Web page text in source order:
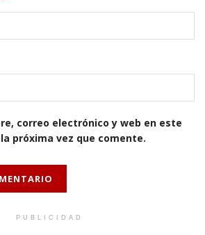
correo electrónico y web en este
próxima vez que comente.
PUBLICIDAD